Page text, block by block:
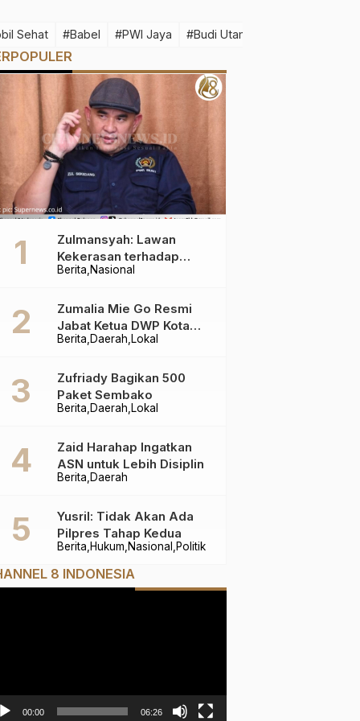
Sehat #Babel #PWI Jaya #Budi Utama
Berita Nasional
Zulmansyah: Lawan
Kekerasan terhadap
Wartawan
Berita Daerah Lokal
Zumalia Mie Go Resmi
Jabat Ketua DWP Kota
Pangkalpinang
Berita Daerah Lokal
Zufriady Bagikan 500
Paket Sembako
Berita Daerah
Zaid Harahap Ingatkan
ASN untuk Lebih Disiplin
Berita Hukum Nasional Politik
Yusril: Tidak Akan Ada
Pilpres Tahap Kedua
8 INDONESIA
00:00 06:26